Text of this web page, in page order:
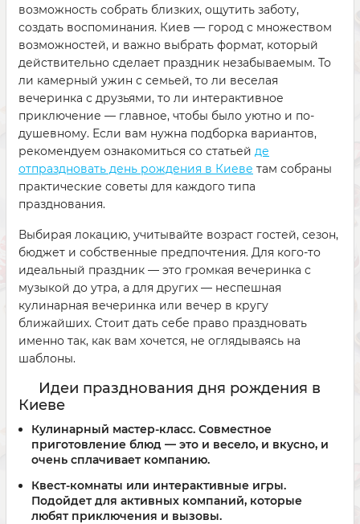
возможность собрать близких, ощутить заботу,
создать воспоминания. Киев — город с множеством
возможностей, и важно выбрать формат, который
действительно сделает праздник незабываемым. То
ли камерный ужин с семьей, то ли веселая
вечеринка с друзьями, то ли интерактивное
приключение — главное, чтобы было уютно и по-
душевному. Если вам нужна подборка вариантов,
рекомендуем ознакомиться со статьей де
отпраздновать день рождения в Киеве там собраны
практические советы для каждого типа
празднования.
Выбирая локацию, учитывайте возраст гостей, сезон,
бюджет и собственные предпочтения. Для кого-то
идеальный праздник — это громкая вечеринка с
музыкой до утра, а для других — неспешная
кулинарная вечеринка или вечер в кругу
ближайших. Стоит дать себе право праздновать
именно так, как вам хочется, не оглядываясь на
шаблоны.
Идеи празднования дня рождения в
Киеве
Кулинарный мастер-класс. Совместное
приготовление блюд — это и весело, и вкусно, и
очень сплачивает компанию.
Квест-комнаты или интерактивные игры.
Подойдет для активных компаний, которые
любят приключения и вызовы.